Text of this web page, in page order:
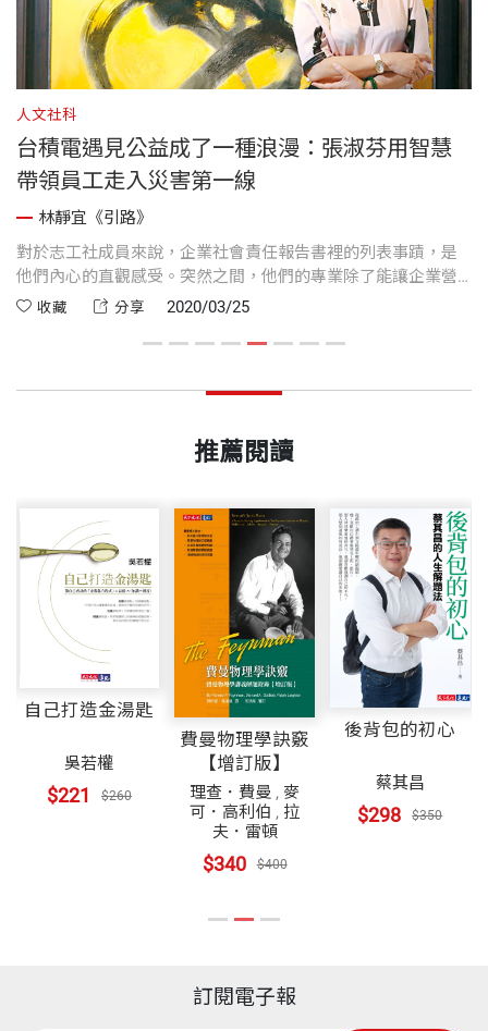
人文社科
台積電遇見公益成了一種浪漫：張淑芬用智慧
帶領員工走入災害第一線
林靜宜《引路》
對於志工社成員來說，企業社會責任報告書裡的列表事蹟，是
他們內心的直觀感受。突然之間，他們的專業除了能讓企業營
利，也能讓社會獲得助力。
收藏 分享 2020/03/25
推薦閱讀
自己打造金湯匙
吳若權
$221 $260
費曼物理學訣竅
【增訂版】
理查．費曼 ,麥
可．高利伯 , 拉
夫．雷頓
$340 $400
後背包的初心
蔡其昌
$298 $350
訂閱電子報